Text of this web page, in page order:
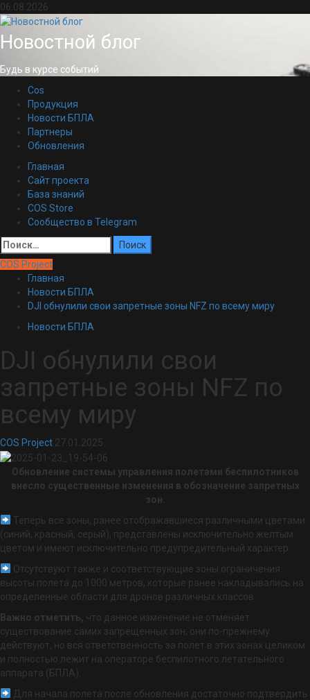
Перейти
к
содержимому
06.08.2026
Новостной блог
Будь в курсе событий
Cos
Продукция
Новости БПЛА
Партнеры
Обновления
Основное
меню
Главная
Сайт проекта
База знаний
COS Store
Сообщество в Telegram
Найти:
COS Project
Главная
Новости БПЛА
DJI обнулили свои запретные зоны NFZ по всему миру
Новости БПЛА
DJI обнулили свои
запретные зоны NFZ по
всему миру
COS Project 27.01.2025
Обновление системы управления полетами беспилотников
внесло существенные изменения в обозначение запретных
зон.
Теперь все зоны, ранее отображавшиеся различными цветами
(синий, красный, серый), представлены исключительно желтым
цветом и имеют исключительно предупредительный характер.
Отсутствуют также и соответствующие зоны ограничения
высоты полета до 1000 метров, которые ранее накладывались на
определенные области для дронов различных классов.
Важно отметить, что данное изменение не отменяет
существование самих запрещенных зон; они по-прежнему
действуют, но вся ответственность за полет в этих зонах целиком
и полностью лежит на операторе беспилотного летательного
аппарата (БПЛА).
Для начала полета после обновления достаточно подтвердить